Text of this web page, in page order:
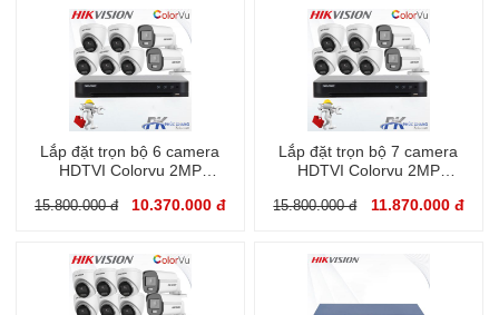
Lắp đặt trọn bộ 6 camera
HDTVI Colorvu 2MP
15.800.000 đ 10.370.000 đ
Lắp đặt trọn bộ 7 camera
HDTVI Colorvu 2MP
15.800.000 đ 11.870.000 đ